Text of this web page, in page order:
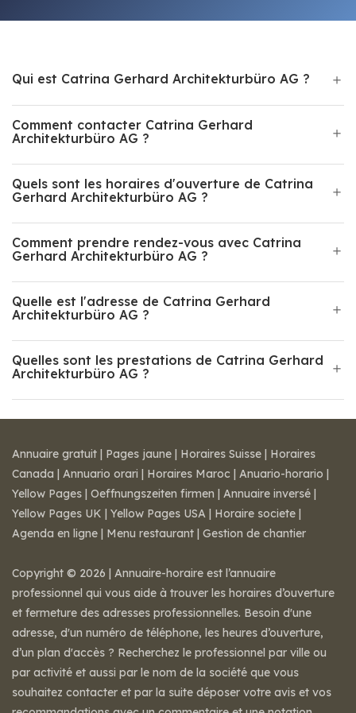
Qui est Catrina Gerhard Architekturbüro AG ?
Comment contacter Catrina Gerhard
Architekturbüro AG ?
Quels sont les horaires d'ouverture de Catrina
Gerhard Architekturbüro AG ?
Comment prendre rendez-vous avec Catrina
Gerhard Architekturbüro AG ?
Quelle est l'adresse de Catrina Gerhard
Architekturbüro AG ?
Quelles sont les prestations de Catrina Gerhard
Architekturbüro AG ?
Annuaire gratuit | Pages jaune | Horaires Suisse | Horaires
Canada | Annuario orari | Horaires Maroc | Anuario-horario |
Yellow Pages | Oeffnungszeiten firmen | Annuaire inversé |
Yellow Pages UK | Yellow Pages USA | Horaire societe |
Agenda en ligne | Menu restaurant | Gestion de chantier
Copyright © 2026 | Annuaire-horaire est l’annuaire
professionnel qui vous aide à trouver les horaires d’ouverture
et fermeture des adresses professionnelles. Besoin d'une
adresse, d'un numéro de téléphone, les heures d’ouverture,
d’un plan d'accès ? Recherchez le professionnel par ville ou
par activité et aussi par le nom de la société que vous
souhaitez contacter et par la suite déposer votre avis et vos